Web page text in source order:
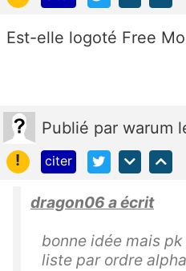
Est-elle logoté Free
Publié par warum
!
citer
dragon06 a écrit
bonne idée mais
liste par ordre